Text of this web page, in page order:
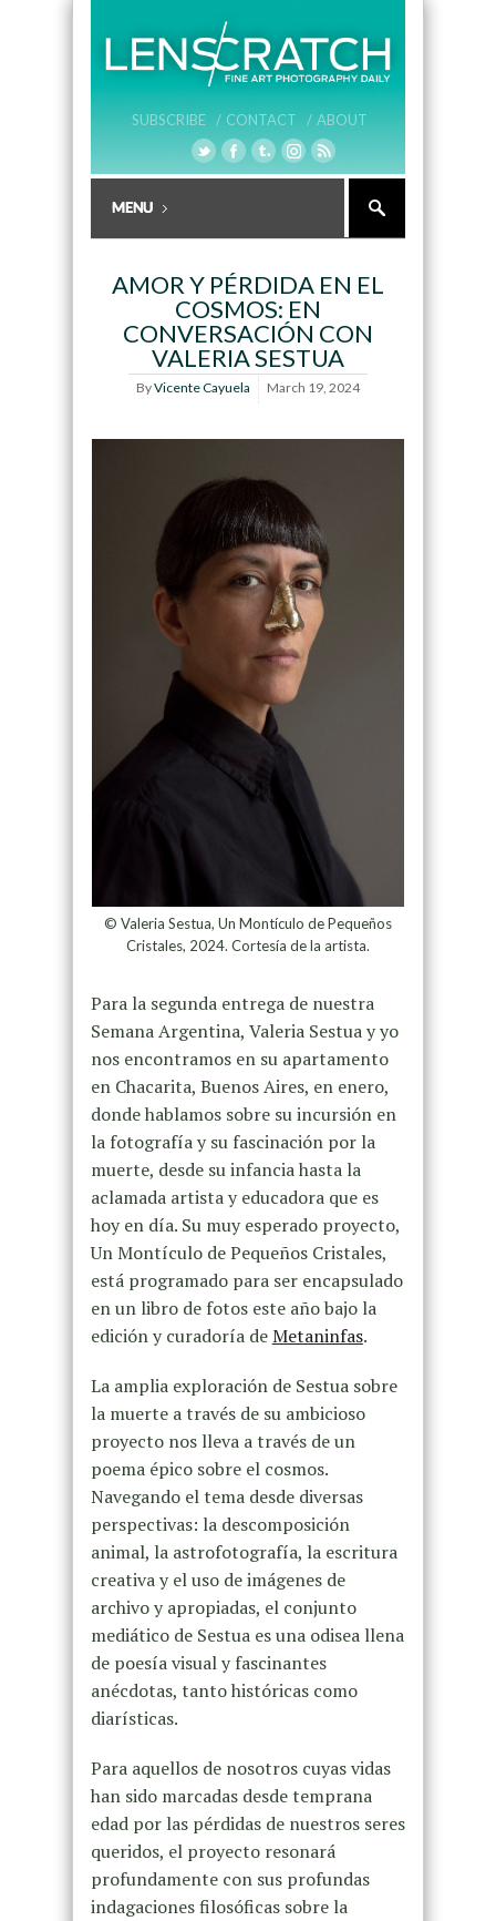
SUBSCRIBE / CONTACT / ABOUT
AMOR Y PÉRDIDA EN EL
COSMOS: EN
CONVERSACIÓN CON
VALERIA SESTUA
ByVicente Cayuela March 19, 2024
© Valeria Sestua, Un Montículo de Pequeños
Cristales, 2024. Cortesía de la artista.
Para la segunda entrega de nuestra
Semana Argentina, Valeria Sestua y yo
nos encontramos en su apartamento
en Chacarita, Buenos Aires, en enero,
donde hablamos sobre su incursión en
la fotografía y su fascinación por la
muerte, desde su infancia hasta la
aclamada artista y educadora que es
hoy en día. Su muy esperado proyecto,
Un Montículo de Pequeños Cristales,
está programado para ser encapsulado
en un libro de fotos este año bajo la
edición y curadoría deMetaninfas.
La amplia exploración de Sestua sobre
la muerte a través de su ambicioso
proyecto nos lleva a través de un
poema épico sobre el cosmos.
Navegando el tema desde diversas
perspectivas: la descomposición
animal, la astrofotografía, la escritura
creativa y el uso de imágenes de
archivo y apropiadas, el conjunto
mediático de Sestua es una odisea llena
de poesía visual y fascinantes
anécdotas, tanto históricas como
diarísticas.
Para aquellos de nosotros cuyas vidas
han sido marcadas desde temprana
edad por las pérdidas de nuestros seres
queridos, el proyecto resonará
profundamente con sus profundas
indagaciones filosóficas sobre la